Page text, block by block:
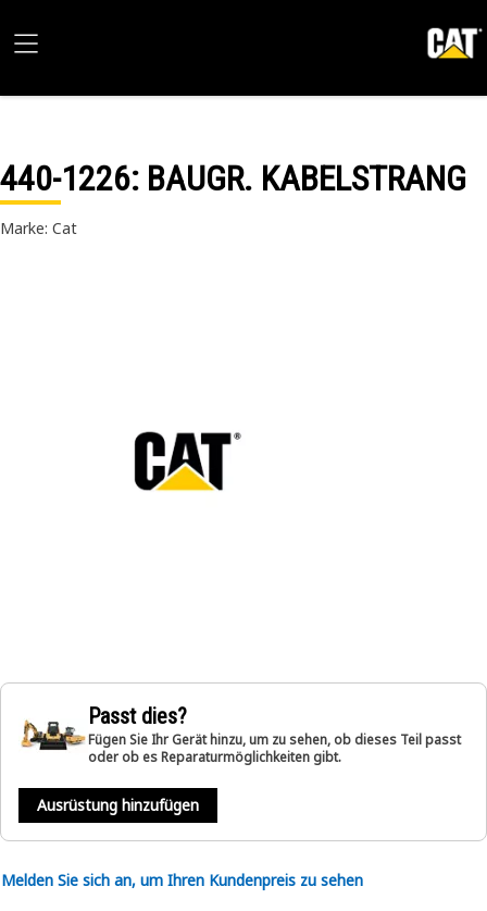
440-1226: BAUGR. KABELSTRANG
Marke: Cat
Passt dies?
Fügen Sie Ihr Gerät hinzu, um zu sehen, ob dieses Teil passt
oder ob es Reparaturmöglichkeiten gibt.
Ausrüstung hinzufügen
Melden Sie sich an, um Ihren Kundenpreis zu sehen